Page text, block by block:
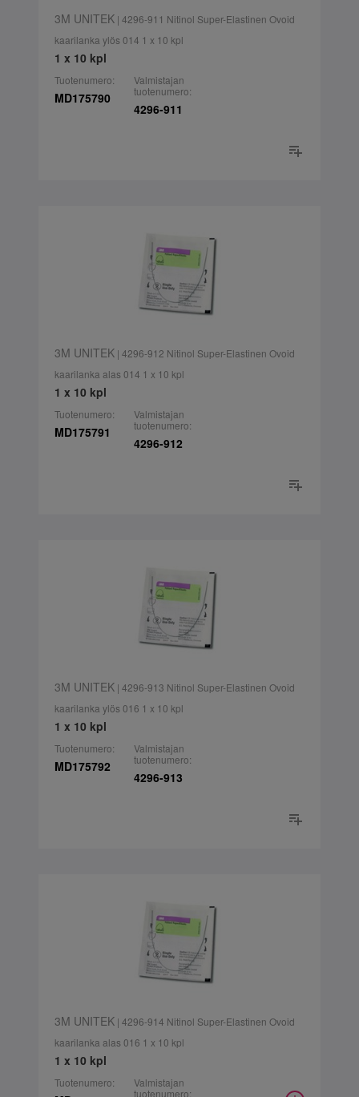
3M UNITEK| 4296-911 Nitinol Super-Elastinen Ovoid
kaarilanka ylös 014 1 x 10 kpl
1 x 10 kpl
Tuotenumero:
MD175790
Valmistajan
tuotenumero:
4296-911
3M UNITEK| 4296-912 Nitinol Super-Elastinen Ovoid
kaarilanka alas 014 1 x 10 kpl
1 x 10 kpl
Tuotenumero:
MD175791
Valmistajan
tuotenumero:
4296-912
3M UNITEK| 4296-913 Nitinol Super-Elastinen Ovoid
kaarilanka ylös 016 1 x 10 kpl
1 x 10 kpl
Tuotenumero:
MD175792
Valmistajan
tuotenumero:
4296-913
3M UNITEK| 4296-914 Nitinol Super-Elastinen Ovoid
kaarilanka alas 016 1 x 10 kpl
1 x 10 kpl
Tuotenumero:
Valmistajan
tuotenumero: